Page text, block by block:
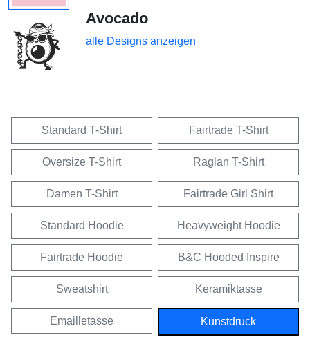
Avocado
alle Designs anzeigen
Standard T-Shirt Fairtrade T-Shirt
Oversize T-Shirt Raglan T-Shirt
Damen T-Shirt Fairtrade Girl Shirt
Standard Hoodie Heavyweight Hoodie
Fairtrade Hoodie B&C Hooded Inspire
Sweatshirt Keramiktasse
Emailletasse Kunstdruck